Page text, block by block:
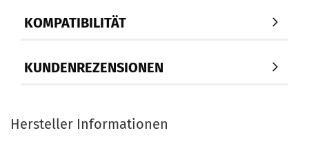
KOMPATIBILITÄT
KUNDENREZENSIONEN
Hersteller Informationen